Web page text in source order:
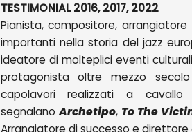
TESTIMONIAL 2016, 2017, 2022
Pianista, compositore,
importanti nella storia del jazz
ideatore di molteplici eventi
protagonista oltre mezzo
capolavori realizzati a
segnalanoArchetipo, To The
Arrangiatore di successo e